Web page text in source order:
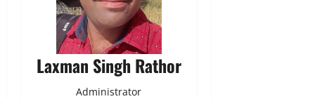
Laxman Singh Rathor
Administrator